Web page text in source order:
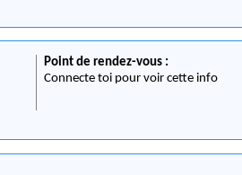
Point de rendez-vous :
Connecte toi pour voir cette info